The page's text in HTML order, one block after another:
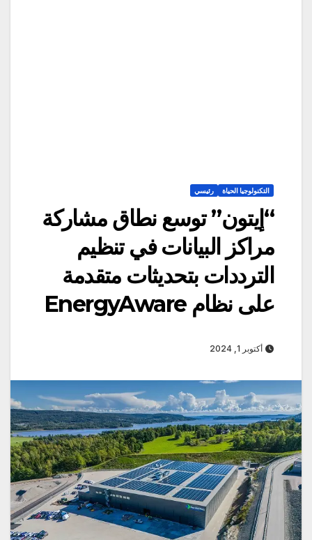
التكنولوجيا الحياة رئيسي
“إيتون” توسع نطاق مشاركة
مراكز البيانات في تنظيم
الترددات بتحديثات متقدمة
على نظام EnergyAware
أكتوبر 1, 2024